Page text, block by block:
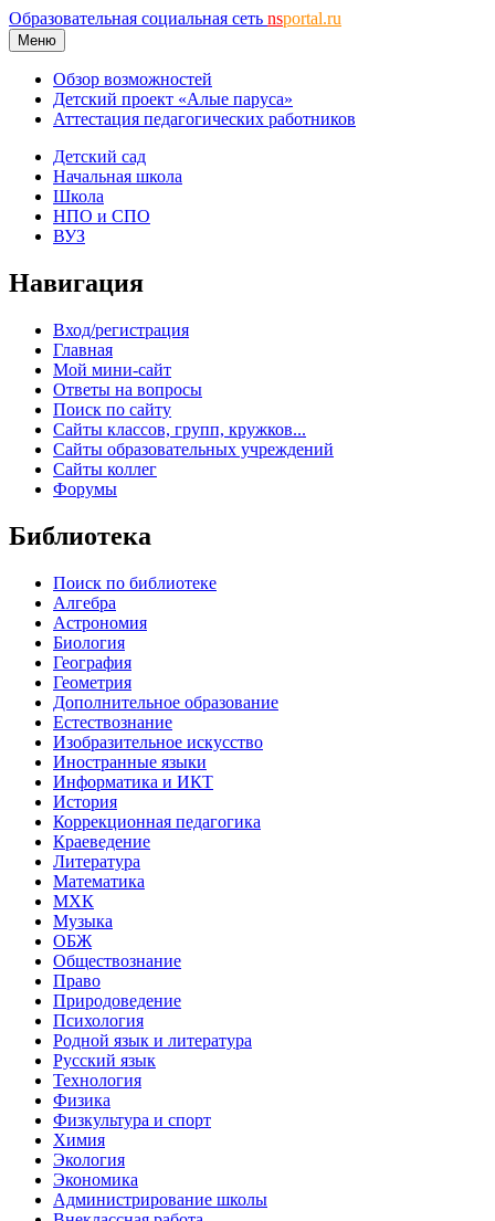
Образовательная социальная сеть nsportal.ru
Меню
Обзор возможностей
Детский проект «Алые паруса»
Аттестация педагогических работников
Детский сад
Начальная школа
Школа
НПО и СПО
ВУЗ
Навигация
Вход/регистрация
Главная
Мой мини-сайт
Ответы на вопросы
Поиск по сайту
Сайты классов, групп, кружков...
Сайты образовательных учреждений
Сайты коллег
Форумы
Библиотека
Поиск по библиотеке
Алгебра
Астрономия
Биология
География
Геометрия
Дополнительное образование
Естествознание
Изобразительное искусство
Иностранные языки
Информатика и ИКТ
История
Коррекционная педагогика
Краеведение
Литература
Математика
МХК
Музыка
ОБЖ
Обществознание
Право
Природоведение
Психология
Родной язык и литература
Русский язык
Технология
Физика
Физкультура и спорт
Химия
Экология
Экономика
Администрирование школы